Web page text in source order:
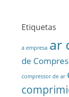
Etiquetas
a empresa ar
de
compressor de ar